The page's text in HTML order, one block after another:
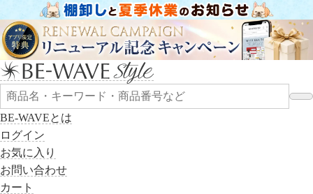
BE-WAVEとは
ログイン
お気に入り
お問い合わせ
カート